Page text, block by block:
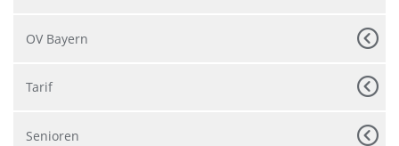
OV Bayern
Tarif
Senioren